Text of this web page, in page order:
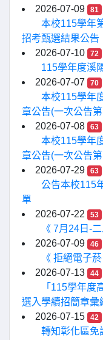
2026-07-09
81
本校115學年
招考甄選結果公告
2026-07-10
72
115學年度溪
2026-07-07
70
本校115學年
章公告(一次公告第
2026-07-08
63
本校115學年
章公告(一次公告第
2026-07-29
63
公告本校115
單
2026-07-22
53
《 7月24日-
2026-07-09
46
《 拒絕電子
2026-07-13
44
「115學年度
選入學續招簡章彙
2026-07-15
42
轉知彰化區免